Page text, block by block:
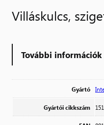
Villáskulcs,
További információk
Gyártó
Gyártói cikkszám